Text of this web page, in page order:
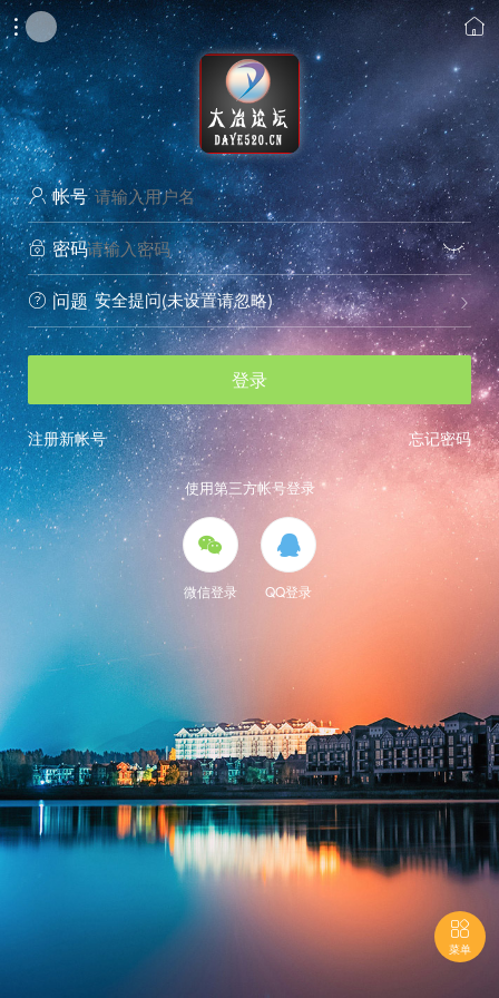
 
 帐号
 密码 
 问题 
安全提问(未设置请忽略)
登录
忘记密码
注册新帐号
使用第三方帐号登录

微信登录

QQ登录

菜单